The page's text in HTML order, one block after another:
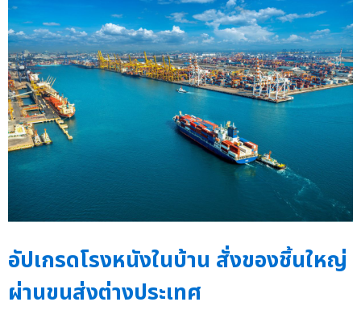
อัปเกรดโรงหนังในบ้าน สั่งของชิ้นใหญ่
ผ่านขนส่งต่างประเทศ